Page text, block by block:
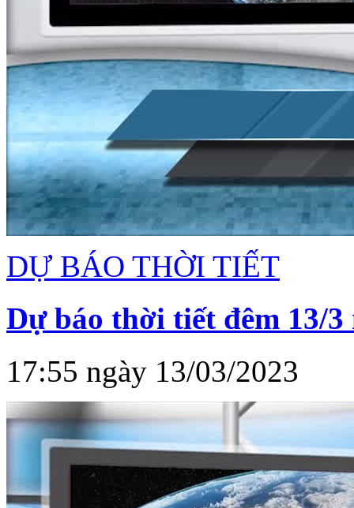
DỰ BÁO THỜI TIẾT
Dự báo thời tiết đêm 13/3
17:55 ngày 13/03/2023